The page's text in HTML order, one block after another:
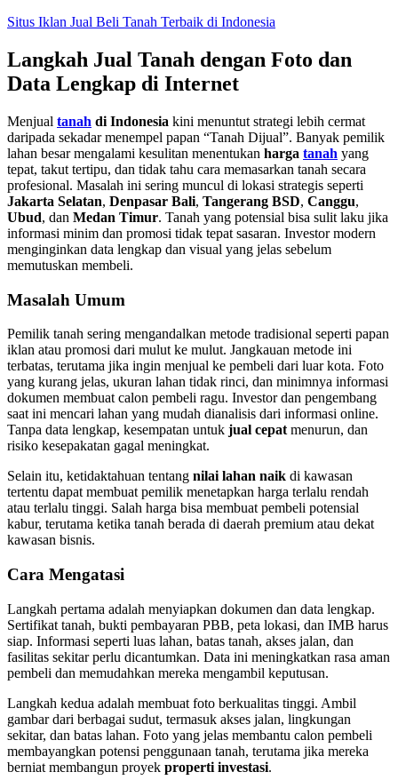
Skip
content
Situs Iklan Jual Beli Tanah Terbaik di Indonesia
Langkah Jual Tanah dengan Foto dan
Data Lengkap di Internet
Menjual tanah di Indonesia kini menuntut strategi lebih cermat
daripada sekadar menempel papan “Tanah Dijual”. Banyak pemilik
lahan besar mengalami kesulitan menentukan harga tanah yang
tepat, takut tertipu, dan tidak tahu cara memasarkan tanah secara
profesional. Masalah ini sering muncul di lokasi strategis seperti
Jakarta Selatan, Denpasar Bali, Tangerang BSD, Canggu,
Ubud, dan Medan Timur. Tanah yang potensial bisa sulit laku jika
informasi minim dan promosi tidak tepat sasaran. Investor modern
menginginkan data lengkap dan visual yang jelas sebelum
memutuskan membeli.
Masalah Umum
Pemilik tanah sering mengandalkan metode tradisional seperti papan
iklan atau promosi dari mulut ke mulut. Jangkauan metode ini
terbatas, terutama jika ingin menjual ke pembeli dari luar kota. Foto
yang kurang jelas, ukuran lahan tidak rinci, dan minimnya informasi
dokumen membuat calon pembeli ragu. Investor dan pengembang
saat ini mencari lahan yang mudah dianalisis dari informasi online.
Tanpa data lengkap, kesempatan untuk jual cepat menurun, dan
risiko kesepakatan gagal meningkat.
Selain itu, ketidaktahuan tentang nilai lahan naik di kawasan
tertentu dapat membuat pemilik menetapkan harga terlalu rendah
atau terlalu tinggi. Salah harga bisa membuat pembeli potensial
kabur, terutama ketika tanah berada di daerah premium atau dekat
kawasan bisnis.
Cara Mengatasi
Langkah pertama adalah menyiapkan dokumen dan data lengkap.
Sertifikat tanah, bukti pembayaran PBB, peta lokasi, dan IMB harus
siap. Informasi seperti luas lahan, batas tanah, akses jalan, dan
fasilitas sekitar perlu dicantumkan. Data ini meningkatkan rasa aman
pembeli dan memudahkan mereka mengambil keputusan.
Langkah kedua adalah membuat foto berkualitas tinggi. Ambil
gambar dari berbagai sudut, termasuk akses jalan, lingkungan
sekitar, dan batas lahan. Foto yang jelas membantu calon pembeli
membayangkan potensi penggunaan tanah, terutama jika mereka
berniat membangun proyek properti investasi.